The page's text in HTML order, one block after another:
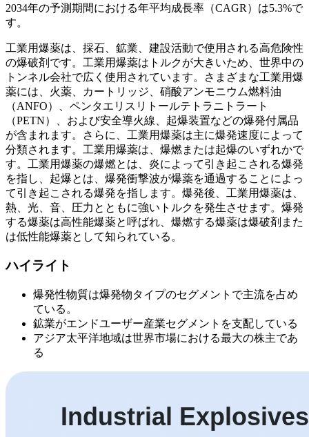
2034年の予測期間における年平均成長率（CAGR）は5.3%で
す。
工業用爆薬は、採石、鉱業、建設活動で使用される高危険性
の爆破剤です。工業用爆薬はトルクが大きいため、世界中の
トンネル会社で広く使用されています。さまざまな工業用爆
薬には、火薬、カートリッジ、硝酸アンモニウム燃料油
（ANFO）、ペンタエリスリトールテトラニトラート
（PETN）、および安全導火線、起爆装置などの爆発付属品
が含まれます。さらに、工業用爆薬は主に爆発速度によって
分類されます。工業用爆薬は、爆燃または起爆のいずれかで
す。工業用爆薬の爆燃とは、炎によって引き起こされる爆発
を指し、起爆とは、爆発衝撃波が爆薬を通過することによっ
て引き起こされる爆発を指します。爆発後、工業用爆薬は、
熱、光、音、圧力とともに強いトルクを発生させます。爆発
する爆薬は高性能爆薬と呼ばれ、爆燃する爆薬は爆破剤また
は低性能爆薬として知られている。
ハイライト
爆発性物質は爆発物タイプのセグメントで主流を占め
ている。
鉱業がエンドユーザー産業セグメントを支配している
アジア太平洋地域は世界市場における最大の株主であ
る